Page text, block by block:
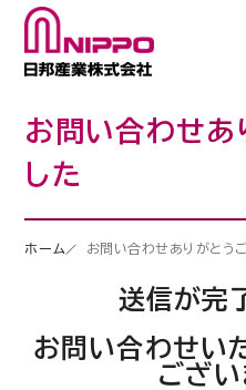
お問い合わせあ
した
ホーム お問い合わせありがとう
送信が完
お問い合わせい
ござい